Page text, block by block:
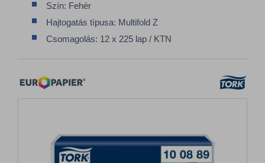
Szín: Fehér
Hajtogatás típusa: Multifold Z
Csomagolás: 12 x 225 lap / KTN